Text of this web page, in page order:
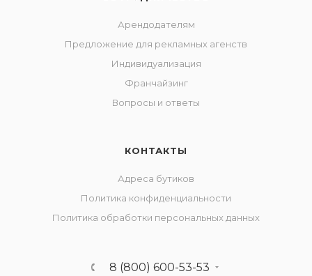
Арендодателям
Предложение для рекламных агенств
Индивидуализация
Франчайзинг
Вопросы и ответы
КОНТАКТЫ
Адреса бутиков
Политика конфиденциальности
Политика обработки персональных данных
8 (800) 600-53-53